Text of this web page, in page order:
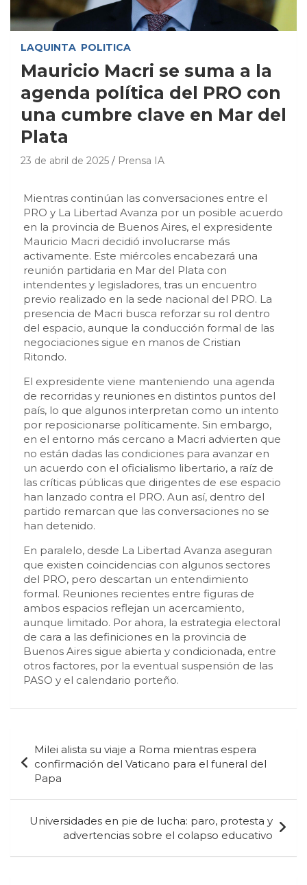
LAQUINTA POLITICA
Mauricio Macri se suma a la
agenda política del PRO con
una cumbre clave en Mar del
Plata
23 de abril de 2025 Prensa IA
Mientras continúan las conversaciones entre el
PRO y La Libertad Avanza por un posible acuerdo
en la provincia de Buenos Aires, el expresidente
Mauricio Macri decidió involucrarse más
activamente. Este miércoles encabezará una
reunión partidaria en Mar del Plata con
intendentes y legisladores, tras un encuentro
previo realizado en la sede nacional del PRO. La
presencia de Macri busca reforzar su rol dentro
del espacio, aunque la conducción formal de las
negociaciones sigue en manos de Cristian
Ritondo.
El expresidente viene manteniendo una agenda
de recorridas y reuniones en distintos puntos del
país, lo que algunos interpretan como un intento
por reposicionarse políticamente. Sin embargo,
en el entorno más cercano a Macri advierten que
no están dadas las condiciones para avanzar en
un acuerdo con el oficialismo libertario, a raíz de
las críticas públicas que dirigentes de ese espacio
han lanzado contra el PRO. Aun así, dentro del
partido remarcan que las conversaciones no se
han detenido.
En paralelo, desde La Libertad Avanza aseguran
que existen coincidencias con algunos sectores
del PRO, pero descartan un entendimiento
formal. Reuniones recientes entre figuras de
ambos espacios reflejan un acercamiento,
aunque limitado. Por ahora, la estrategia electoral
de cara a las definiciones en la provincia de
Buenos Aires sigue abierta y condicionada, entre
otros factores, por la eventual suspensión de las
PASO y el calendario porteño.
de
entradas
Milei alista su viaje a Roma mientras espera
confirmación del Vaticano para el funeral del
Papa
Universidades en pie de lucha: paro, protesta y
advertencias sobre el colapso educativo